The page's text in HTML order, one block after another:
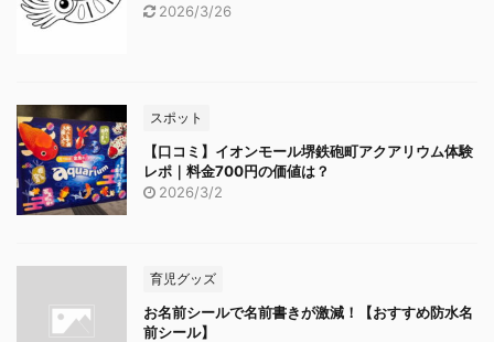
2026/3/26
スポット
【口コミ】イオンモール堺鉄砲町アクアリウム体験
レポ｜料金700円の価値は？
2026/3/2
育児グッズ
お名前シールで名前書きが激減！【おすすめ防水名
前シール】